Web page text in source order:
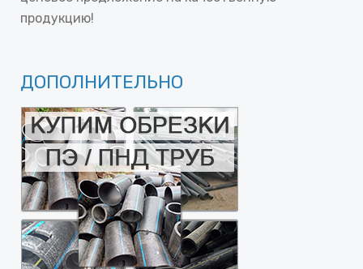
продукцию!
ДОПОЛНИТЕЛЬНО